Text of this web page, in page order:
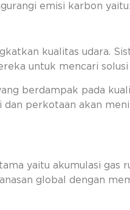
emisi karbon
kualitas udara.
untuk mencari
berdampak pada
perkotaan akan
yaitu akumulasi gas
global dengan